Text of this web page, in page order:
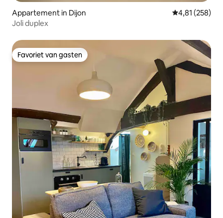
Appartement in Dijon Gemiddelde
4,81 (258)
Joli duplex
Favoriet van gasten
Favoriet van gasten